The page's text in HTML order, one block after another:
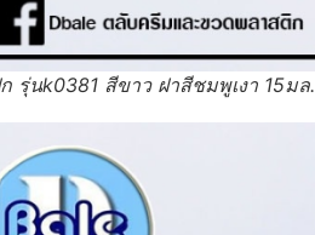
รุ่นk0381 สีขาว ฝาสีชมพูเงา 15มล.